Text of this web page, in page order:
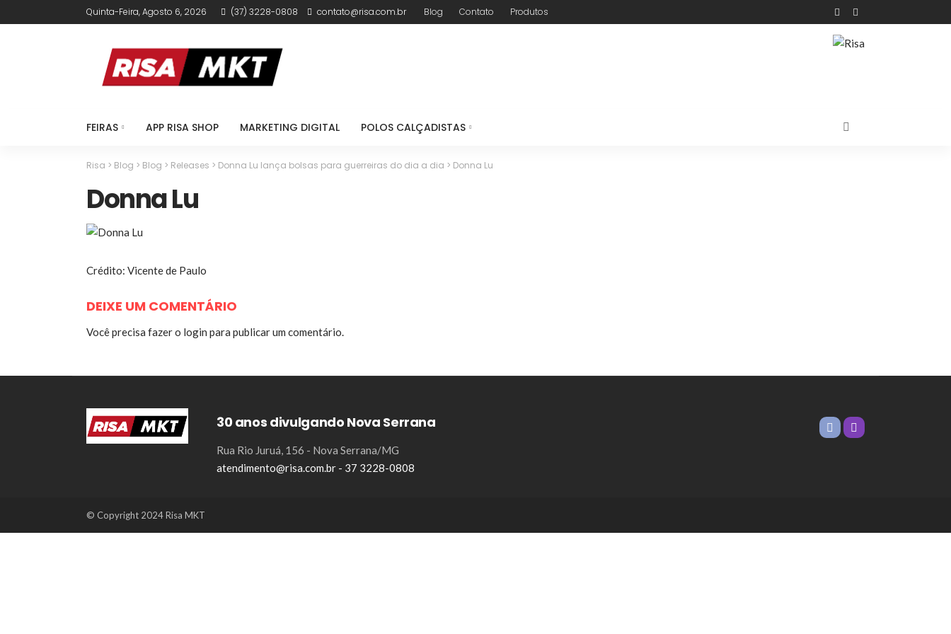
Quinta-Feira, Agosto 6, 2026 (37) 3228-0808 contato@risa.com.br Blog Contato Produtos
FEIRAS APP RISA SHOP MARKETING DIGITAL POLOS CALÇADISTAS
Risa > Blog > Blog > Releases > Donna Lu lança bolsas para guerreiras do dia a dia > Donna Lu
Donna Lu
Crédito: Vicente de Paulo
DEIXE UM COMENTÁRIO
Você precisa fazer o login para publicar um comentário.
30 anos divulgando Nova Serrana
Rua Rio Juruá, 156 - Nova Serrana/MG
atendimento@risa.com.br - 37 3228-0808
© Copyright 2024 Risa MKT